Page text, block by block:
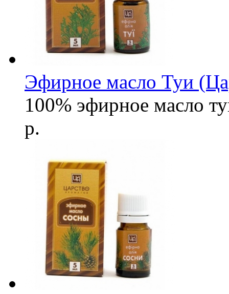
Эфирное масло Туи
100% эфирное масло
р.